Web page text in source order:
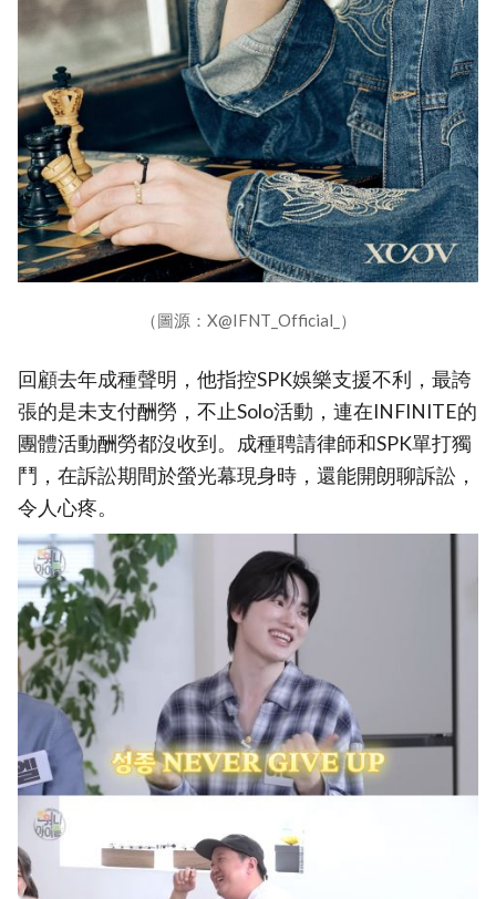
（圖源：X@IFNT_Official_）
回顧去年成種聲明，他指控SPK娛樂支援不利，最誇
張的是未支付酬勞，不止Solo活動，連在INFINITE的
團體活動酬勞都沒收到。成種聘請律師和SPK單打獨
鬥，在訴訟期間於螢光幕現身時，還能開朗聊訴訟，
令人心疼。